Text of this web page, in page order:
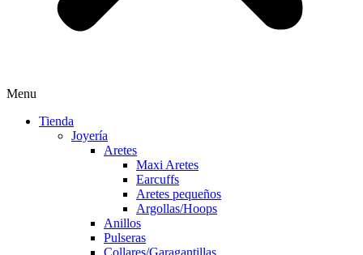
Menu
Tienda
Joyería
Aretes
Maxi Aretes
Earcuffs
Aretes pequeños
Argollas/Hoops
Anillos
Pulseras
Collares/Garagantillas